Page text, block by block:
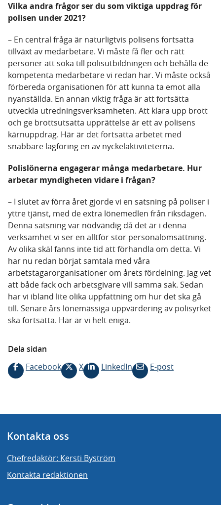
Vilka andra frågor ser du som viktiga uppdrag för
polisen under 2021?
– En central fråga är naturligtvis polisens fortsatta
tillväxt av medarbetare. Vi måste få fler och rätt
personer att söka till polisutbildningen och behålla de
kompetenta medarbetare vi redan har. Vi måste också
förbereda organisationen för att kunna ta emot alla
nyanställda. En annan viktig fråga är att fortsätta
utveckla utredningsverksamheten. Att klara upp brott
och ge brottsutsatta upprättelse är ett av polisens
kärnuppdrag. Här är det fortsatta arbetet med
snabbare lagföring en av nyckelaktiviteterna.
Polislönerna engagerar många medarbetare. Hur
arbetar myndigheten vidare i frågan?
– I slutet av förra året gjorde vi en satsning på poliser i
yttre tjänst, med de extra lönemedlen från riksdagen.
Denna satsning var nödvändig då det är i denna
verksamhet vi ser en alltför stor personalomsättning.
Av olika skäl fanns inte tid att förhandla om detta. Vi
har nu redan börjat samtala med våra
arbetstagarorganisationer om årets fördelning. Jag vet
att både fack och arbetsgivare vill samma sak. Sedan
har vi ibland lite olika uppfattning om hur det ska gå
till. Senare års lönemässiga uppvärdering av polisyrket
ska fortsätta. Här är vi helt eniga.
Dela sidan
Facebook
X LinkedIn E-post
Kontakta oss
Chefredaktör: Kersti Byström
Kontakta redaktionen